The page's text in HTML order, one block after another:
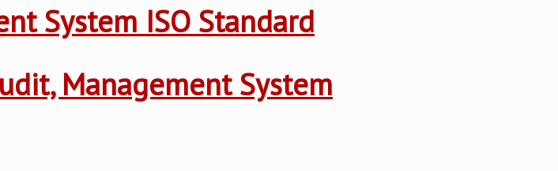
System ISO Standard
Management System